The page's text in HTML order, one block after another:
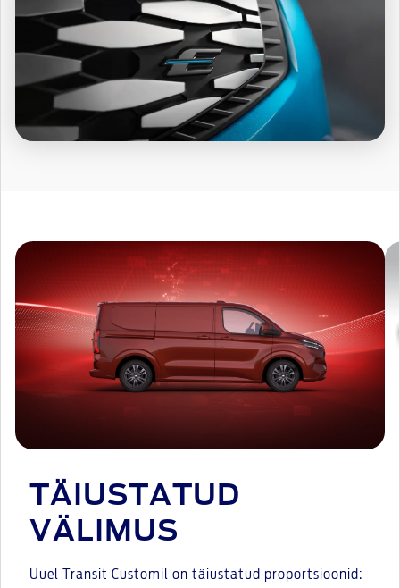
TÄIUSTATUD
VÄLIMUS
Uuel Transit Customil on täiustatud proportsioonid: